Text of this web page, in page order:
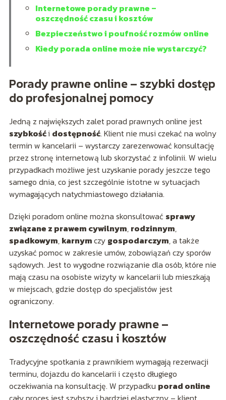
Internetowe porady prawne –
oszczędność czasu i kosztów
Bezpieczeństwo i poufność rozmów online
Kiedy porada online może nie wystarczyć?
Porady prawne online – szybki dostęp
do profesjonalnej pomocy
Jedną z największych zalet porad prawnych online jest
szybkośći dostępność. Klient nie musi czekać na wolny
termin w kancelarii – wystarczy zarezerwować konsultację
przez stronę internetową lub skorzystać z infolinii. W wielu
przypadkach możliwe jest uzyskanie porady jeszcze tego
samego dnia, co jest szczególnie istotne w sytuacjach
wymagających natychmiastowego działania.
Dzięki poradom online można skonsultować sprawy
związane z prawem cywilnym, rodzinnym,
spadkowym, karnymczy gospodarczym, a także
uzyskać pomoc w zakresie umów, zobowiązań czy sporów
sądowych. Jest to wygodne rozwiązanie dla osób, które nie
mają czasu na osobiste wizyty w kancelarii lub mieszkają
w miejscach, gdzie dostęp do specjalistów jest
ograniczony.
Internetowe porady prawne –
oszczędność czasu i kosztów
Tradycyjne spotkania z prawnikiem wymagają rezerwacji
terminu, dojazdu do kancelarii i często długiego
oczekiwania na konsultację. W przypadku porad online